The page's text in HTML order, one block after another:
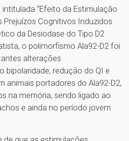
“Efeito da Estimulação
Cognitivos Induzidos
da Desiodase do Tipo D2
o polimorfismo Ala92-D2 foi
alterações
bipolaridade, redução do QI e
animais portadores do Ala92-D2,
na memória, sendo ligado ao
e ainda no período jovem